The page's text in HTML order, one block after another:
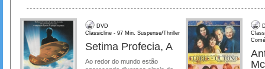
DVD
Classicline - 97 Min. Suspense/Thriller
Setima Profecia, A
Ao redor do mundo estão